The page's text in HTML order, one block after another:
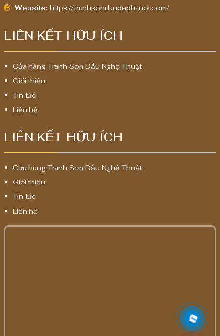
Website: https://tranhsondaudephanoi.com/
LIÊN KẾT HỮU ÍCH
Cửa hàng Tranh Sơn Dầu Nghệ Thuật
Giới thiệu
Tin tức
Liên hệ
LIÊN KẾT HỮU ÍCH
Cửa hàng Tranh Sơn Dầu Nghệ Thuật
Giới thiệu
Tin tức
Liên hệ